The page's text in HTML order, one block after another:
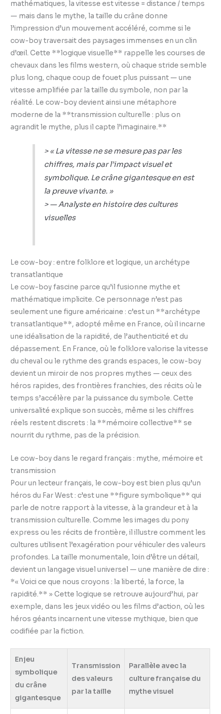
mathématiques, la vitesse est vitesse = distance / temps
— mais dans le mythe, la taille du crâne donne
l’impression d’un mouvement accéléré, comme si le
cow-boy traversait des paysages immenses en un clin
d’œil. Cette **logique visuelle** rappelle les courses de
chevaux dans les films western, où chaque stride semble
plus long, chaque coup de fouet plus puissant — une
vitesse amplifiée par la taille du symbole, non par la
réalité. Le cow-boy devient ainsi une métaphore
moderne de la **transmission culturelle : plus on
agrandit le mythe, plus il capte l’imaginaire.**
> « La vitesse ne se mesure pas par les
chiffres, mais par l’impact visuel et
symbolique. Le crâne gigantesque en est
la preuve vivante. »
> — Analyste en histoire des cultures
visuelles
Le cow-boy : entre folklore et logique, un archétype
transatlantique
Le cow-boy fascine parce qu’il fusionne mythe et
mathématique implicite. Ce personnage n’est pas
seulement une figure américaine : c’est un **archétype
transatlantique**, adopté même en France, où il incarne
une idéalisation de la rapidité, de l’authenticité et du
dépassement. En France, où le folklore valorise la vitesse
du cheval ou le rythme des grands espaces, le cow-boy
devient un miroir de nos propres mythes — ceux des
héros rapides, des frontières franchies, des récits où le
temps s’accélère par la puissance du symbole. Cette
universalité explique son succès, même si les chiffres
réels restent discrets : la **mémoire collective** se
nourrit du rythme, pas de la précision.
Le cow-boy dans le regard français : mythe, mémoire et
transmission
Pour un lecteur français, le cow-boy est bien plus qu’un
héros du Far West : c’est une **figure symbolique** qui
parle de notre rapport à la vitesse, à la grandeur et à la
transmission culturelle. Comme les images du pony
express ou les récits de frontière, il illustre comment les
cultures utilisent l’exagération pour véhiculer des valeurs
profondes. La taille monumentale, loin d’être un détail,
devient un langage visuel universel — une manière de dire :
*« Voici ce que nous croyons : la liberté, la force, la
rapidité.** » Cette logique se retrouve aujourd’hui, par
exemple, dans les jeux vidéo ou les films d’action, où les
héros géants incarnent une vitesse mythique, bien que
codifiée par la fiction.
Enjeu
symbolique
du crâne
gigantesque
Transmission
des valeurs
par la taille
Parallèle avec la
culture française du
mythe visuel